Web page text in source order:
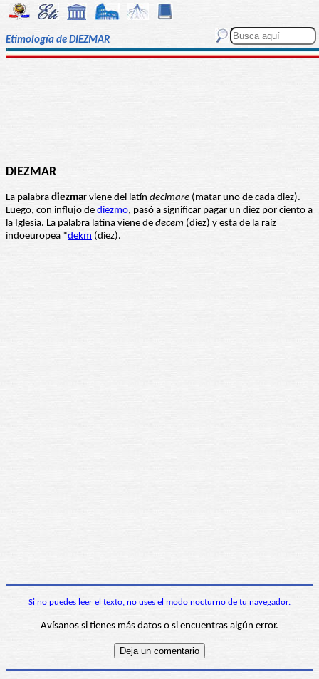
Etimología de DIEZMAR
DIEZMAR
La palabra diezmar viene del latín decimare (matar uno de cada diez).
Luego, con influjo de diezmo, pasó a significar pagar un diez por ciento a
la Iglesia. La palabra latina viene de decem (diez) y esta de la raíz
indoeuropea *dekm (diez).
Si no puedes leer el texto, no uses el modo nocturno de tu navegador.
Avísanos si tienes más datos o si encuentras algún error.